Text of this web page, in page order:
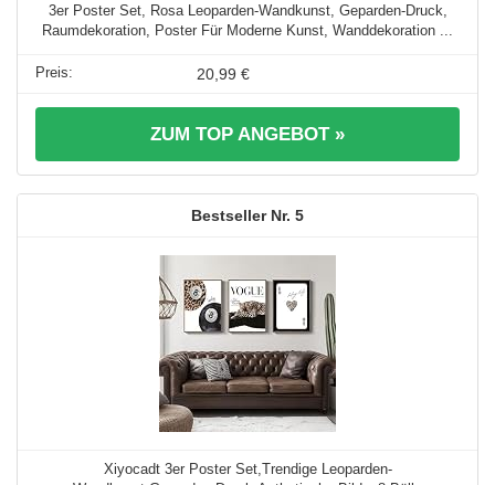
3er Poster Set, Rosa Leoparden-Wandkunst, Geparden-Druck,
Raumdekoration, Poster Für Moderne Kunst, Wanddekoration ...
20,99 €
ZUM TOP ANGEBOT »
5
Xiyocadt 3er Poster Set,Trendige Leoparden-